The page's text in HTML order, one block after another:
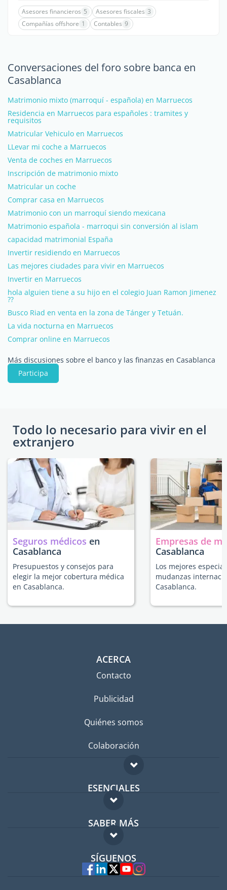
Asesores financieros 5 Asesores fiscales 3
Compañías offshore 1 Contables 9
Conversaciones del foro sobre banca en
Casablanca
Matrimonio mixto (marroquí - española) en Marruecos
Residencia en Marruecos para españoles : tramites y
requisitos
Matricular Vehiculo en Marruecos
LLevar mi coche a Marruecos
Venta de coches en Marruecos
Inscripción de matrimonio mixto
Matricular un coche
Comprar casa en Marruecos
Matrimonio con un marroquí siendo mexicana
Matrimonio española - marroqui sin conversión al islam
capacidad matrimonial España
Invertir residiendo en Marruecos
Las mejores ciudades para vivir en Marruecos
Invertir en Marruecos
hola alguien tiene a su hijo en el colegio Juan Ramon Jimenez
??
Busco Riad en venta en la zona de Tánger y Tetuán.
La vida nocturna en Marruecos
Comprar online en Marruecos
Más discusiones sobre el banco y las finanzas en Casablanca
Participa
Todo lo necesario para vivir en el
extranjero
Seguros médicos en
Casablanca
Presupuestos y consejos para
elegir la mejor cobertura médica
en Casablanca.
Empresas de
Casablanca
Los mejores
mudanzas
Casablanca.
ACERCA
Contacto
Publicidad
Quiénes somos
Colaboración
ESENCIALES
Foro para expatriados
Guía para expatriados
Trabajos en el extranjero
SABER MÁS
FAQ
Expertos
SÍGUENOS